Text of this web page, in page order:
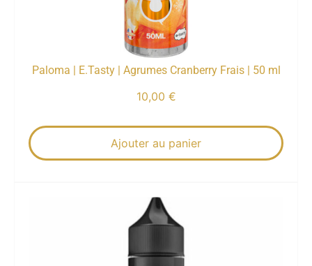
Paloma | E.Tasty | Agrumes Cranberry Frais | 50 ml
10,00 €
Ajouter au panier